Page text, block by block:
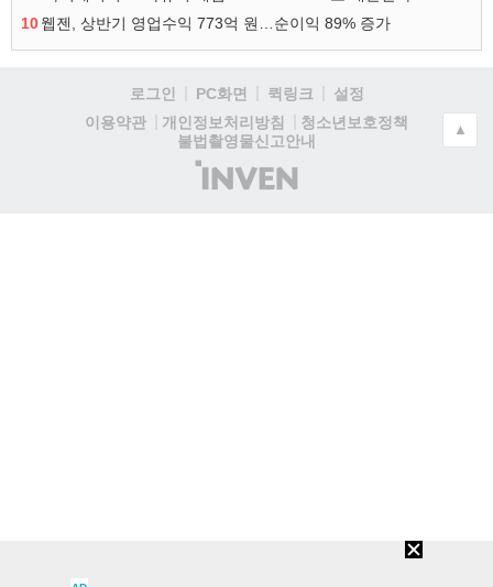
10웹젠, 상반기 영업수익 773억 원…순이익 89% 증가
로그인 PC화면 퀵링크
설정
이용약관
개인정보처리방침
청소년보호정책
불법촬영물신고안내
(주)
인
▲